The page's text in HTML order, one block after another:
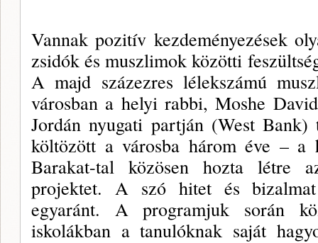
Vannak pozitív kezdeményezések
zsidók és muszlimok közötti
A majd százezres lélekszámú
városban a helyi rabbi, Moshe
Jordán nyugati partján (West Bank)
költözött a városba három éve – a
Barakat-tal közösen hozta létre
projektet. A szó hitet és
egyaránt. A programjuk során
iskolákban a tanulóknak saját